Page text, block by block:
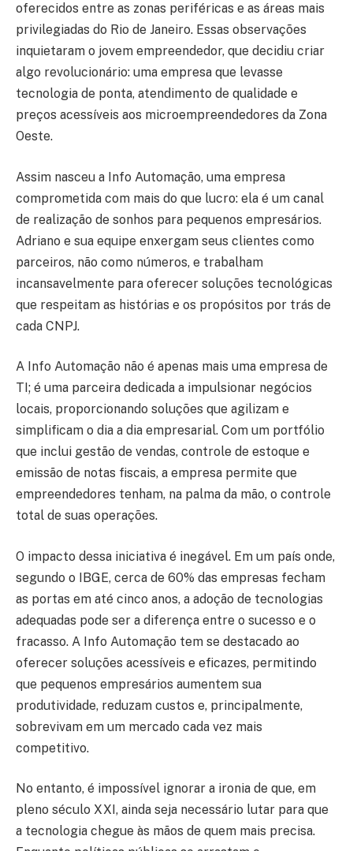
oferecidos entre as zonas periféricas e as áreas mais
privilegiadas do Rio de Janeiro. Essas observações
inquietaram o jovem empreendedor, que decidiu criar
algo revolucionário: uma empresa que levasse
tecnologia de ponta, atendimento de qualidade e
preços acessíveis aos microempreendedores da Zona
Oeste.
Assim nasceu a Info Automação, uma empresa
comprometida com mais do que lucro: ela é um canal
de realização de sonhos para pequenos empresários.
Adriano e sua equipe enxergam seus clientes como
parceiros, não como números, e trabalham
incansavelmente para oferecer soluções tecnológicas
que respeitam as histórias e os propósitos por trás de
cada CNPJ.
A Info Automação não é apenas mais uma empresa de
TI; é uma parceira dedicada a impulsionar negócios
locais, proporcionando soluções que agilizam e
simplificam o dia a dia empresarial. Com um portfólio
que inclui gestão de vendas, controle de estoque e
emissão de notas fiscais, a empresa permite que
empreendedores tenham, na palma da mão, o controle
total de suas operações.
O impacto dessa iniciativa é inegável. Em um país onde,
segundo o IBGE, cerca de 60% das empresas fecham
as portas em até cinco anos, a adoção de tecnologias
adequadas pode ser a diferença entre o sucesso e o
fracasso. A Info Automação tem se destacado ao
oferecer soluções acessíveis e eficazes, permitindo
que pequenos empresários aumentem sua
produtividade, reduzam custos e, principalmente,
sobrevivam em um mercado cada vez mais
competitivo.
No entanto, é impossível ignorar a ironia de que, em
pleno século XXI, ainda seja necessário lutar para que
a tecnologia chegue às mãos de quem mais precisa.